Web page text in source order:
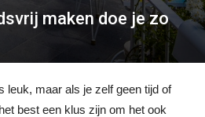
maken doe je zo
leuk, maar als je zelf geen tijd of
best een klus zijn om het ook